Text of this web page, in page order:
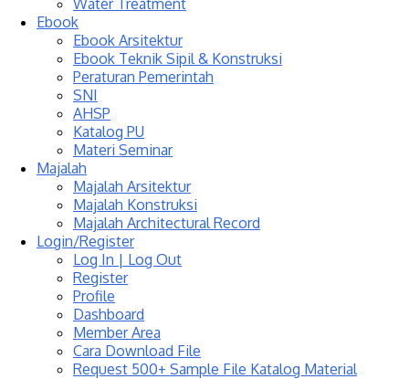
Water Treatment
Ebook
Ebook Arsitektur
Ebook Teknik Sipil & Konstruksi
Peraturan Pemerintah
SNI
AHSP
Katalog PU
Materi Seminar
Majalah
Majalah Arsitektur
Majalah Konstruksi
Majalah Architectural Record
Login/Register
Log In | Log Out
Register
Profile
Dashboard
Member Area
Cara Download File
Request 500+ Sample File Katalog Material